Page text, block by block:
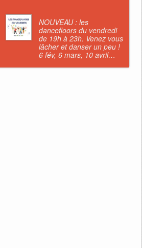
NOUVEAU : les
dancefloors du vendredi
de 19h à 23h. Venez vous
lâcher et danser un peu !
6 fév, 6 mars, 10 avril…